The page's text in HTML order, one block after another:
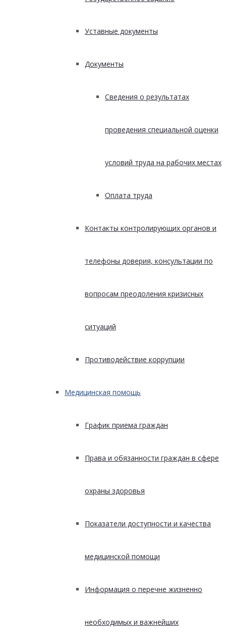
Уставные документы
Документы
Сведения о результатах
проведения специальной оценки
условий труда на рабочих местах
Оплата труда
Контакты контролирующих органов и
телефоны доверия, консультации по
вопросам преодоления кризисных
ситуаций
Противодействие коррупции
Медицинская помощь
График приема граждан
Права и обязанности граждан в сфере
охраны здоровья
Показатели доступности и качества
медицинской помощи
Информация о перечне жизненно
необходимых и важнейших